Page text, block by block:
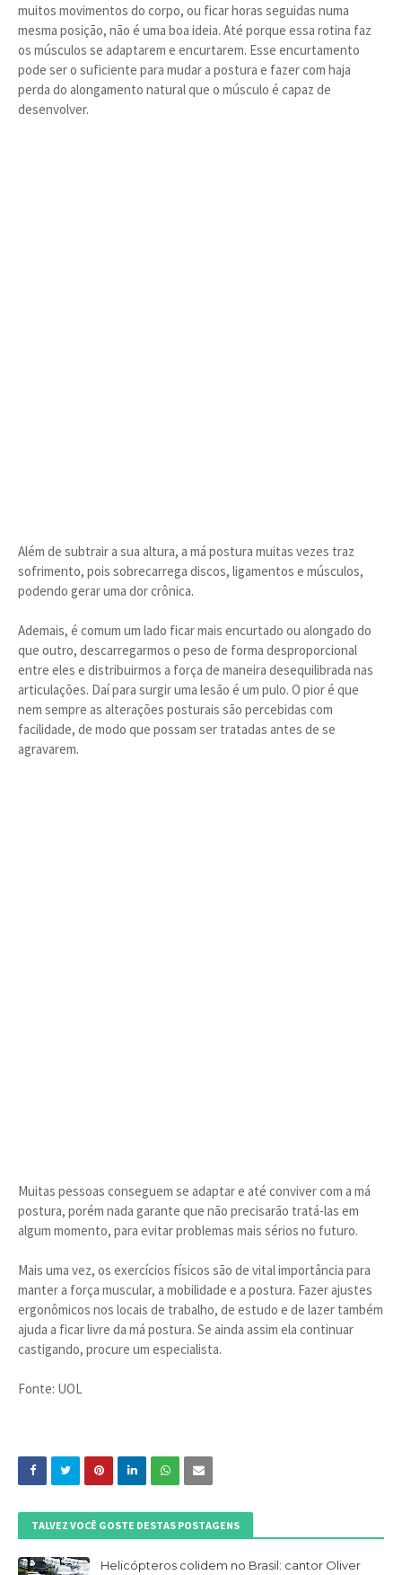
muitos movimentos do corpo, ou ficar horas seguidas numa
mesma posição, não é uma boa ideia. Até porque essa rotina faz
os músculos se adaptarem e encurtarem. Esse encurtamento
pode ser o suficiente para mudar a postura e fazer com haja
perda do alongamento natural que o músculo é capaz de
desenvolver.
Além de subtrair a sua altura, a má postura muitas vezes traz
sofrimento, pois sobrecarrega discos, ligamentos e músculos,
podendo gerar uma dor crônica.
Ademais, é comum um lado ficar mais encurtado ou alongado do
que outro, descarregarmos o peso de forma desproporcional
entre eles e distribuirmos a força de maneira desequilibrada nas
articulações. Daí para surgir uma lesão é um pulo. O pior é que
nem sempre as alterações posturais são percebidas com
facilidade, de modo que possam ser tratadas antes de se
agravarem.
Muitas pessoas conseguem se adaptar e até conviver com a má
postura, porém nada garante que não precisarão tratá-las em
algum momento, para evitar problemas mais sérios no futuro.
Mais uma vez, os exercícios físicos são de vital importância para
manter a força muscular, a mobilidade e a postura. Fazer ajustes
ergonômicos nos locais de trabalho, de estudo e de lazer também
ajuda a ficar livre da má postura. Se ainda assim ela continuar
castigando, procure um especialista.
Fonte: UOL
TALVEZ VOCÊ GOSTE DESTAS POSTAGENS
Helicópteros colidem no Brasil: cantor Oliver